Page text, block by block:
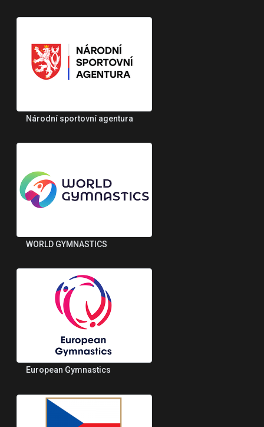
Národní sportovní agentura
WORLD GYMNASTICS
European Gymnastics